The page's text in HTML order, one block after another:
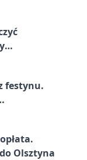
festynu.
Olsztyna